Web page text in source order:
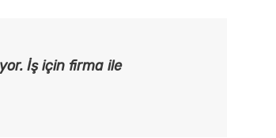
İş için firma ile